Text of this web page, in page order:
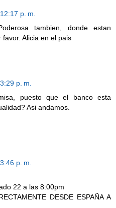
p. m.
tambien, donde estan
Alicia en el pais
p. m.
puesto que el banco esta
Asi andamos.
p. m.
22 a las 8:00pm
DESDE ESPAÑA A